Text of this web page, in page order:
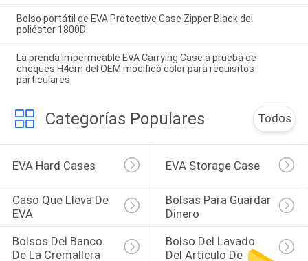
Bolso portátil de EVA Protective Case Zipper Black del
poliéster 1800D
La prenda impermeable EVA Carrying Case a prueba de
choques H4cm del OEM modificó color para requisitos
particulares
Categorías Populares Todos
EVA Hard Cases EVA Storage Case
Caso Que Lleva De
EVA
Bolsas Para Guardar
Dinero
Bolsos Del Banco
De La Cremallera
Bolso Del Lavado
Del Artículo De